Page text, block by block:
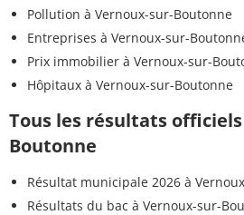
Pollution à Vernoux-sur-Boutonne
Entreprises à Vernoux-sur-
Prix immobilier à Vernoux-sur-
Hôpitaux à Vernoux-sur-Boutonne
Tous les résultats
Boutonne
Résultat municipale 2026 à
Résultats du bac à Vernoux-sur-